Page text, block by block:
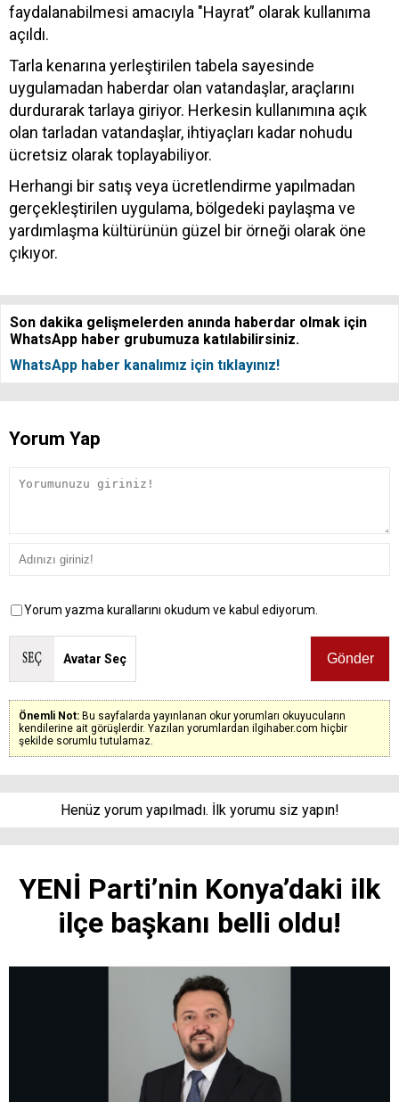
faydalanabilmesi amacıyla "Hayrat” olarak kullanıma
açıldı.
Tarla kenarına yerleştirilen tabela sayesinde
uygulamadan haberdar olan vatandaşlar, araçlarını
durdurarak tarlaya giriyor. Herkesin kullanımına açık
olan tarladan vatandaşlar, ihtiyaçları kadar nohudu
ücretsiz olarak toplayabiliyor.
Herhangi bir satış veya ücretlendirme yapılmadan
gerçekleştirilen uygulama, bölgedeki paylaşma ve
yardımlaşma kültürünün güzel bir örneği olarak öne
çıkıyor.
Son dakika gelişmelerden anında haberdar olmak için
WhatsApp haber grubumuza katılabilirsiniz.
WhatsApp haber kanalımız için tıklayınız!
Yorum Yap
Yorum yazma kurallarını okudum ve kabul ediyorum.
Avatar Seç
Önemli Not: Bu sayfalarda yayınlanan okur yorumları okuyucuların
kendilerine ait görüşlerdir. Yazılan yorumlardan ilgihaber.com hiçbir
şekilde sorumlu tutulamaz.
Henüz yorum yapılmadı. İlk yorumu siz yapın!
YENİ Parti’nin Konya’daki ilk
ilçe başkanı belli oldu!